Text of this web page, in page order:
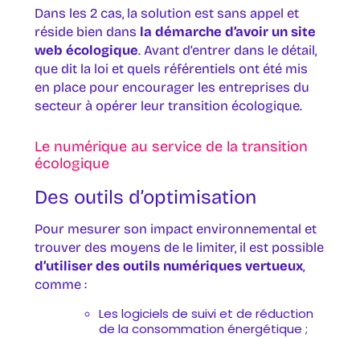
Dans les 2 cas, la solution est sans appel et
réside bien dans la démarche d’avoir un site
web écologique. Avant d’entrer dans le détail,
que dit la loi et quels référentiels ont été mis
en place pour encourager les entreprises du
secteur à opérer leur transition écologique.
Le numérique au service de la transition
écologique
Des outils d’optimisation
Pour mesurer son impact environnemental et
trouver des moyens de le limiter, il est possible
d’utiliser des outils numériques vertueux,
comme :
Les logiciels de suivi et de réduction
de la consommation énergétique ;